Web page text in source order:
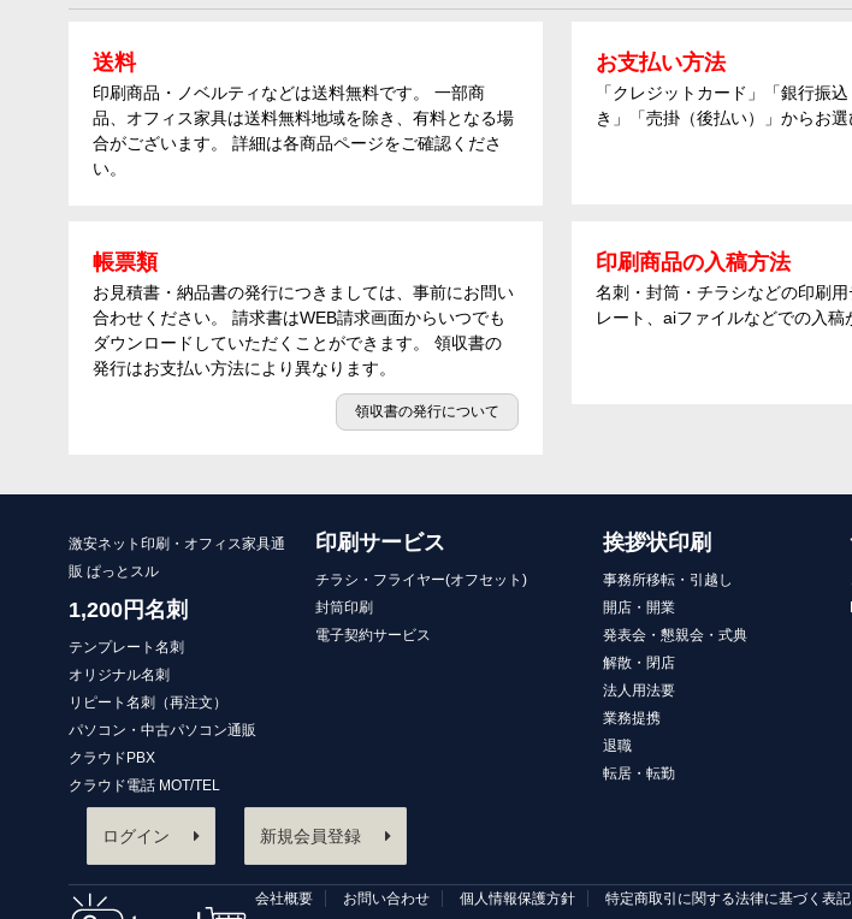
送料
印刷商品・ノベルティなどは送料無料です。 一部商
品、オフィス家具は送料無料地域を除き、有料となる場
合がございます。 詳細は各商品ページをご確認くださ
い。
お支払い方法
「クレジットカード」「銀行振
き」「売掛（後払い）」からお選
帳票類
お見積書・納品書の発行につきましては、事前にお問い
合わせください。 請求書はWEB請求画面からいつでも
ダウンロードしていただくことができます。 領収書の
発行はお支払い方法により異なります。
領収書の発行について
印刷商品の入稿方法
名刺・封筒・チラシなどの印刷
レート、aiファイルなどでの入稿
激安ネット印刷・オフィス家具通
販 ぱっとスル
1,200円名刺
テンプレート名刺
オリジナル名刺
リピート名刺（再注文）
パソコン・中古パソコン通販
クラウドPBX
クラウド電話 MOT/TEL
印刷サービス
チラシ・フライヤー(オフセット)
封筒印刷
電子契約サービス
挨拶状印刷
事務所移転・引越し
開店・開業
発表会・懇親会・式典
解散・閉店
法人用法要
業務提携
退職
転居・転勤
ログイン 新規会員登録
会社概要 お問い合わせ 個人情報保護方針 特定商取引に関する法律に基づく表記